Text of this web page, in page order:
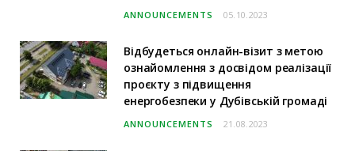
ANNOUNCEMENTS 05.10.2023
Відбудеться онлайн-візит з метою
ознайомлення з досвідом реалізації
проєкту з підвищення
енергобезпеки у Дубівській громаді
ANNOUNCEMENTS 21.08.2023